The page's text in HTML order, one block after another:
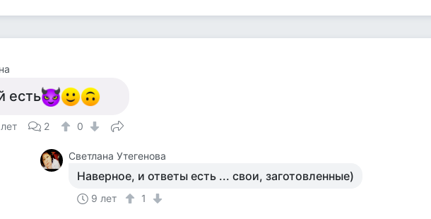
есть
2 0
Светлана Утегенова
Наверное, и ответы есть ... свои, заготовленные)
9 лет 1